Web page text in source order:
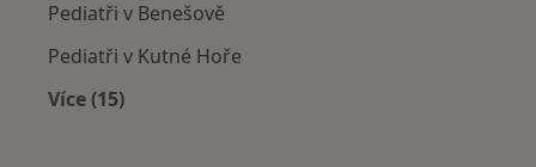
Pediatři v Benešově
Pediatři v Kutné Hoře
Více (15)